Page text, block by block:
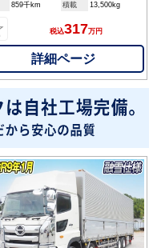
859千km 積載 13,500kg
税込317万円
詳細ページ